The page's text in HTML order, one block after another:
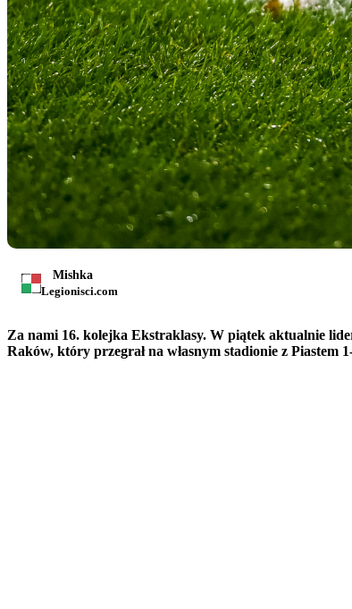
Mishka
Legionisci.com
Za nami 16. kolejka Ekstraklasy. W piątek aktualnie
Raków, który przegrał na własnym stadionie z Piastem